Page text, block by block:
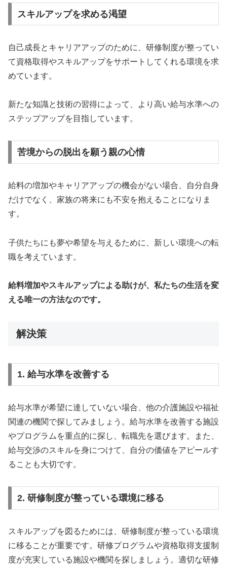
スキルアップを求める渇望
自己成長とキャリアアップのために、研修制度が整ってい
て資格取得やスキルアップをサポートしてくれる環境を求
めています。
新たな知識と技術の習得によって、より高い給与水準への
ステップアップを目指しています。
苦境からの脱出を願う親の心情
給料の増加やキャリアアップの機会がない場合、自分自身
だけでなく、家族の将来にも不安を抱えることになりま
す。
子供たちにも夢や希望を与えるために、新しい環境への転
職を考えています。
給料増加やスキルアップによる助けが、私たちの生活を変
える唯一の方法なのです。
解決策
1. 給与水準を改善する
給与水準が希望に達していない場合、他の介護施設や福祉
関連の機関で探してみましょう。給与水準を改善する施設
やプログラムを重点的に探し、転職先を選びます。また、
給与交渉のスキルを身につけて、自分の価値をアピールす
ることも大切です。
2. 研修制度が整っている環境に移る
スキルアップを図るためには、研修制度が整っている環境
に移ることが重要です。研修プログラムや資格取得支援制
度が充実している施設や機関を探しましょう。適切な研修